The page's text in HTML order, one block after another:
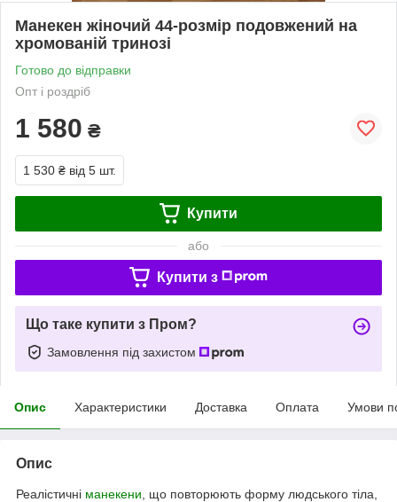
Манекен жіночий 44-розмір подовжений на
хромованій тринозі
Готово до відправки
Опт і роздріб
1 580 ₴
1 530 ₴ від 5 шт.
Купити
або
Купити з
Що таке купити з Пром?
Замовлення під захистом
Опис Характеристики Доставка Оплата Умови
Опис
Реалістичні манекени , що повторюють форму людського тіла,